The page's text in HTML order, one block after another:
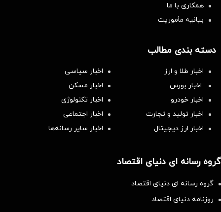
همکاری با ما
بیانیه مأموریت
دسته بندی مطالب
اخبار طلا و ارز
اخبار سیاسی
اخبار بورس
اخبار مسکن
اخبار خودرو
اخبار تکنولوژی
اخبار تولید و تجارت
اخبار اجتماعی
اخبار ارز دیجیتال
اخبار سایر رسانه‌‌ها
گروه رسانه ای دنیای اقتصاد
گروه رسانه ای دنیای اقتصاد
روزنامه دنیای اقتصاد